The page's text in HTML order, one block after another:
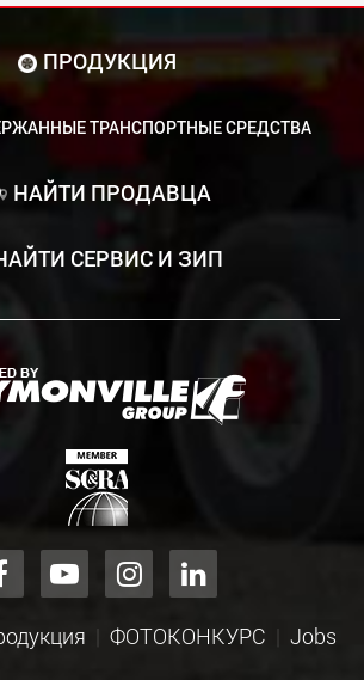
ПРОДУКЦИЯ
ТРАНСПОРТНЫЕ СРЕДСТВА
НАЙТИ ПРОДАВЦА
СЕРВИС И ЗИП
ФОТОКОНКУРС Jobs